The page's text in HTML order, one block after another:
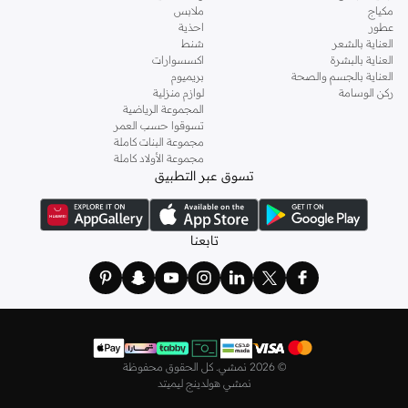
الماركات مثل أويشو و
وريسوتألقي في عطلة نهاية الأسبوع وأثناء
ذهابك إلى العمل وفي السهرات والمناسبات المتنوعة.
اختاريفساتين
أنيقة بتصاميم عصرية تناسب ذوقك، بقصّات طويلة أو قصيرة،
وباستايلات كاجوال أو رسمية. لدينا خيارات متعددة من علامات رائدة مثل
! اختاري من مجموعتنا قطعًا أنثوية مثل
، أو اقتني العبوات الاقتصادية التي تحتوي على كافة القطع الأساسية.
مريحة، بما في ذلك قمصان النوم والبيجامات من علامات
نعومي
وغيرها.
استعدي لأجواء الصيف مع مجموعتنا من ملابس السباحة التي تضم كل ما تحتاجينه،
مستلزمات الشاطئ أو المسبح.
من علامات رائدة مثلتمبرلاندو لاكوست وغانتوجيوردانووغيرها، لتكون دائمًا في أبهى
صورة سواء كنت متوجهاً إلى عملك أو تقضي عطلة نهاية الأسبوع برفقة أصدقائك
مكياج
عطور
العناية بالشعر
العناية بالبشرة
العناية بالجسم والصحة
ركن الوسامة
ملابس
احذية
شنط
اكسسوارات
بريميوم
لوازم منزلية
المجموعة الرياضية
تسوقوا حسب العمر
مجموعة البنات كاملة
مجموعة الأولاد كاملة
تسوق عبر التطبيق
تابعنا
© 2026 نمشي. كل الحقوق محفوظة
نمشي هولدينج ليميتد